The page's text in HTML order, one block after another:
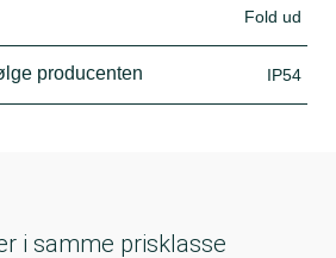
Fold ud
producenten IP54
i samme prisklasse